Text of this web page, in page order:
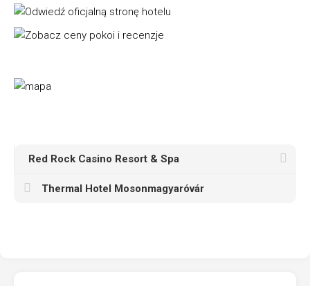
Red Rock Casino Resort & Spa
Thermal Hotel Mosonmagyaróvár